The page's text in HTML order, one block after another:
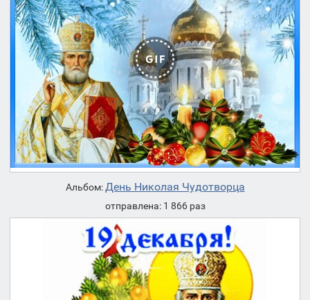
Альбом:День Николая Чудотворца
отправлена: 1 866 раз